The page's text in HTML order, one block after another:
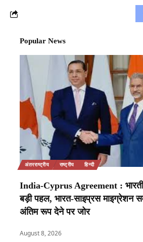
Popular News
अंतरराष्ट्रीय राष्ट्रीय हिन्दी
India-Cyprus Agreement :
बड़ी पहल, भारत-साइप्रस माइग्रेशन
अंतिम रूप देने पर जोर
August 8, 2026